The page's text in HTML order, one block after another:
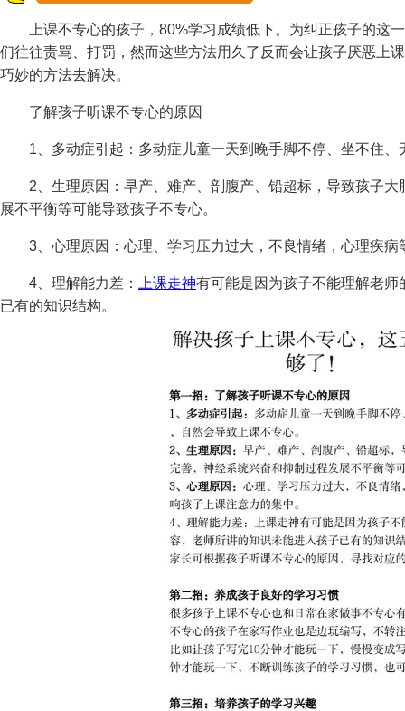
上课不专心的孩子，80%学习成绩低下。为纠正孩子的这一
们往往责骂、打罚，然而这些方法用久了反而会让孩子厌恶上
巧妙的方法去解决。
了解孩子听课不专心的原因
1、多动症引起：多动症儿童一天到晚手脚不停、坐不住、
2、生理原因：早产、难产、剖腹产、铅超标，导致孩子大
展不平衡等可能导致孩子不专心。
3、心理原因：心理、学习压力过大，不良情绪，心理疾病
4、理解能力差： 上课走神有可能是因为孩子不能理解老
已有的知识结构。